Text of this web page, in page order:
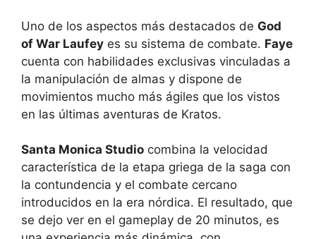
Uno de los aspectos más destacados de God
of War Laufey es su sistema de combate. Faye
cuenta con habilidades exclusivas vinculadas a
la manipulación de almas y dispone de
movimientos mucho más ágiles que los vistos
en las últimas aventuras de Kratos.
Santa Monica Studio combina la velocidad
característica de la etapa griega de la saga con
la contundencia y el combate cercano
introducidos en la era nórdica. El resultado, que
se dejo ver en el gameplay de 20 minutos, es